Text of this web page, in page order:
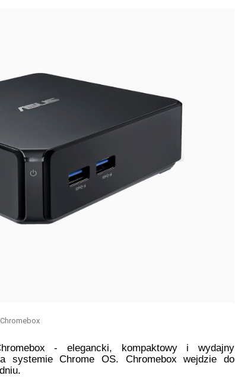
- elegancki, kompaktowy i wydajny
systemie Chrome OS. Chromebox wejdzie do